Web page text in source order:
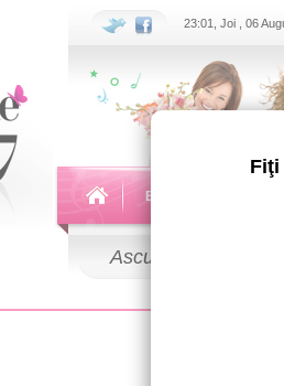
Fiţi
23:01, Joi , 06
Echipa
Ascultă